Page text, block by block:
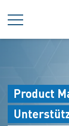
MENU
Product